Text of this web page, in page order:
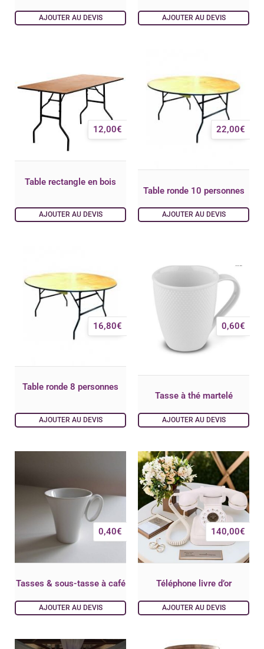
AJOUTER AU DEVIS AJOUTER AU DEVIS
Table rectangle en bois
12,00€
AJOUTER AU DEVIS
Table ronde 10 personnes
22,00€
AJOUTER AU DEVIS
Table ronde 8 personnes
16,80€
AJOUTER AU DEVIS
Tasse à thé martelé
0,60€
AJOUTER AU DEVIS
Tasses & sous-tasse à café
0,40€
AJOUTER AU DEVIS
Téléphone livre d’or
140,00€
AJOUTER AU DEVIS